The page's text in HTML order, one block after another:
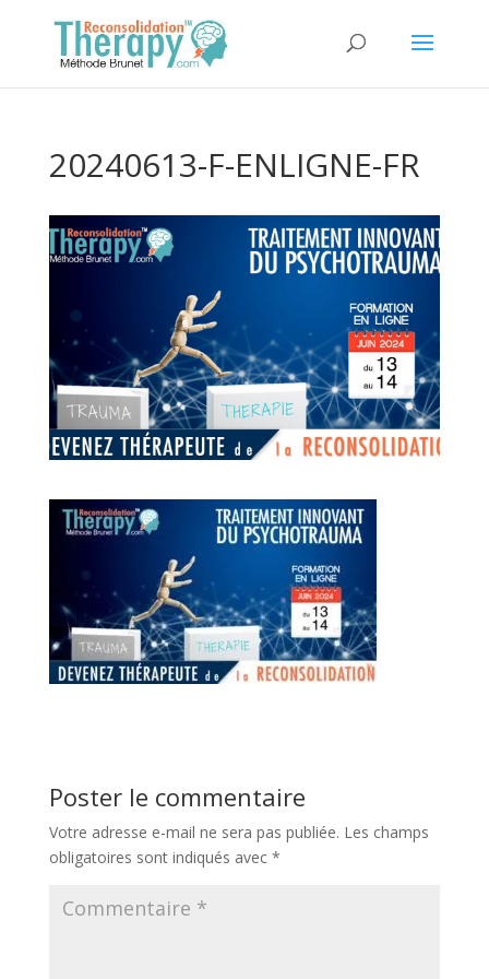
20240613-F-ENLIGNE-FR
Poster le commentaire
Votre adresse e-mail ne sera pas publiée. Les champs
obligatoires sont indiqués avec *